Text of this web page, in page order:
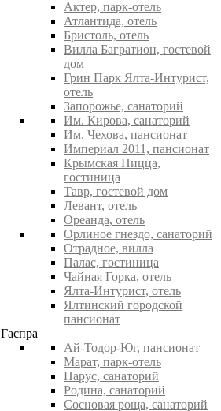
Актер, парк-отель
Атлантида, отель
Бристоль, отель
Вилла Багратион, гостевой
дом
Грин Парк Ялта-Интурист,
отель
Запорожье, санаторий
Им. Кирова, санаторий
Им. Чехова, пансионат
Империал 2011, пансионат
Крымская Ницца,
гостиница
Тавр, гостевой дом
Левант, отель
Ореанда, отель
Орлиное гнездо, санаторий
Отрадное, вилла
Палас, гостиница
Чайная Горка, отель
Ялта-Интурист, отель
Ялтинский городской
пансионат
Гаспра
Ай-Тодор-Юг, пансионат
Марат, парк-отель
Парус, санаторий
Родина, санаторий
Сосновая роща, санаторий